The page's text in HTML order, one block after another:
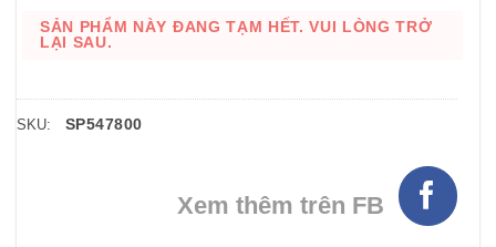
SẢN PHẨM NÀY ĐANG TẠM HẾT. VUI LÒNG TRỞ
LẠI SAU.
SKU: SP547800
Xem thêm trên FB